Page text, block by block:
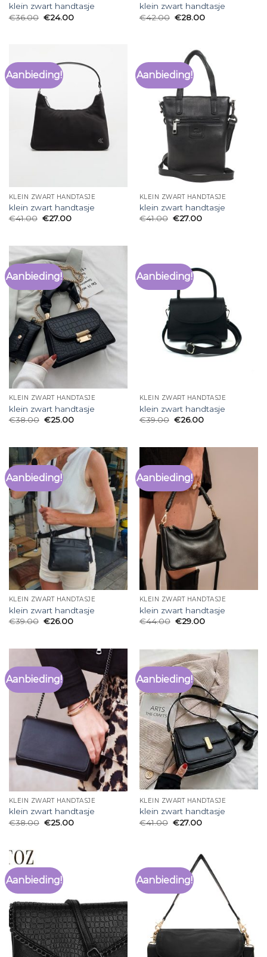
klein zwart handtasje
€36.00 €24.00
klein zwart handtasje
€42.00 €28.00
Aanbieding!
KLEIN ZWART HANDTASJE
klein zwart handtasje
€41.00 €27.00
Aanbieding!
KLEIN ZWART HANDTASJE
klein zwart handtasje
€41.00 €27.00
Aanbieding!
KLEIN ZWART HANDTASJE
klein zwart handtasje
€38.00 €25.00
Aanbieding!
KLEIN ZWART HANDTASJE
klein zwart handtasje
€39.00 €26.00
Aanbieding!
KLEIN ZWART HANDTASJE
klein zwart handtasje
€39.00 €26.00
Aanbieding!
KLEIN ZWART HANDTASJE
klein zwart handtasje
€44.00 €29.00
Aanbieding!
KLEIN ZWART HANDTASJE
klein zwart handtasje
€38.00 €25.00
Aanbieding!
KLEIN ZWART HANDTASJE
klein zwart handtasje
€41.00 €27.00
Aanbieding! Aanbieding!